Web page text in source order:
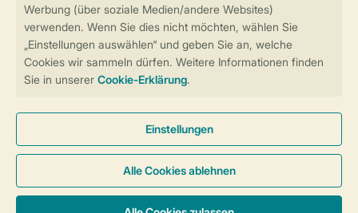
Sicherstellung Deiner Privatsphäre
Weitere Informationen und Einstellungen
Allgemeine Bedingungen Impressum
Cookies und Banner
Barrierefreiheit